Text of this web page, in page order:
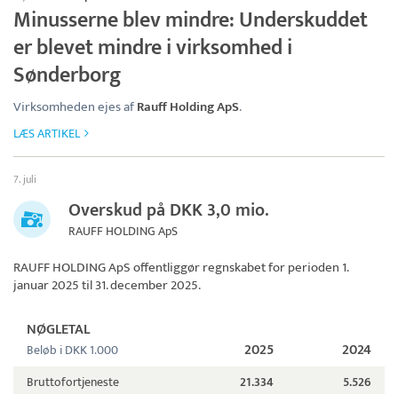
Minusserne blev mindre: Underskuddet
er blevet mindre i virksomhed i
Sønderborg
Virksomheden ejes afRauff Holding ApS.
LÆS ARTIKEL
7. juli
Overskud på DKK 3,0 mio.
RAUFF HOLDING ApS
RAUFF HOLDING ApSoffentliggør regnskabet for perioden 1.
januar 2025 til 31. december 2025.
NØGLETAL
Beløb i DKK 1.000 2025 2024
Bruttofortjeneste 21.334
5.526